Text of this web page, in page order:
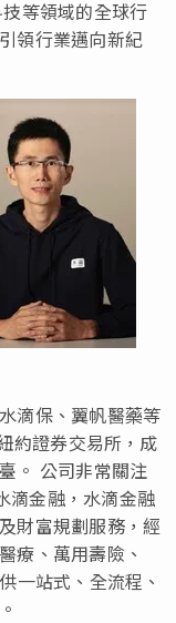
等領域的全球行
領行業邁向新紀
滴保、翼帆醫藥等
約證券交易所，成
。 公司非常關注
滴金融，水滴金融
財富規劃服務，經
療、萬用壽險、
一站式、全流程、